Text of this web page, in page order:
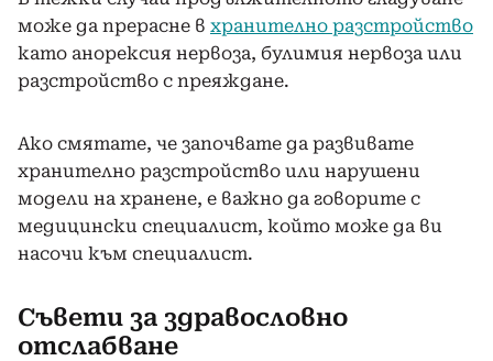
може да прерасне в хранително разстройство
като анорексия нервоза, булимия нервоза или
разстройство с преяждане.
Ако смятате, че започвате да развивате
хранително разстройство или нарушени
модели на хранене, е важно да говорите с
медицински специалист, който може да ви
насочи към специалист.
Съвети за здравословно
отслабване